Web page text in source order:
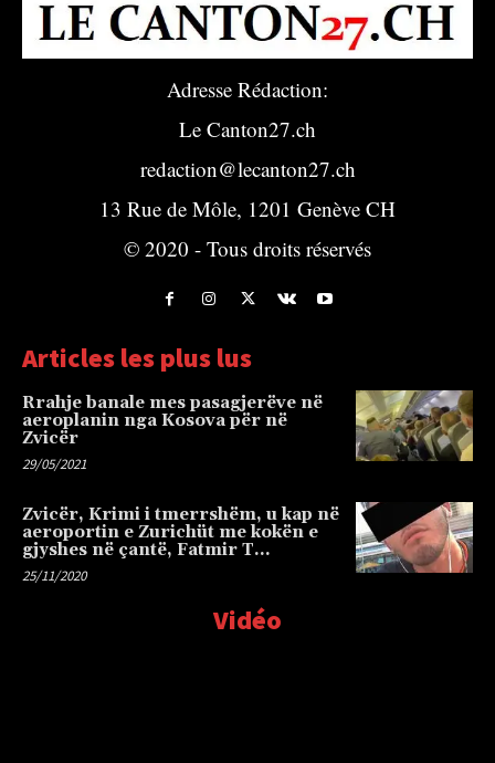
Adresse Rédaction:
Le Canton27.ch
redaction@lecanton27.ch
13 Rue de Môle, 1201 Genève CH
© 2020 - Tous droits réservés
Articles les plus lus
Rrahje banale mes pasagjerëve në
aeroplanin nga Kosova për në
Zvicër
29/05/2021
Zvicër, Krimi i tmerrshëm, u kap në
aeroportin e Zurichüt me kokën e
gjyshes në çantë, Fatmir T…
25/11/2020
Vidéo